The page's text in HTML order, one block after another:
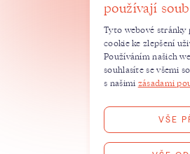
+420 724 074
Eliášova 602/
166 00 Praha 6
IČO 67293441
©2026 Světlana
Developed by
používají
Tyto webové stránky
cookie ke zlepšení
Používáním našich
souhlasíte se všemi
s našimi zásadami
VŠE